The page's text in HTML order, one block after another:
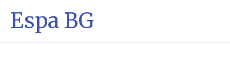
Espa BG